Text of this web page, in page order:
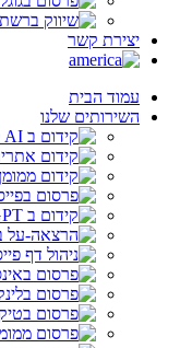
יצירת קשר
עמוד הבית
השירותים שלנו